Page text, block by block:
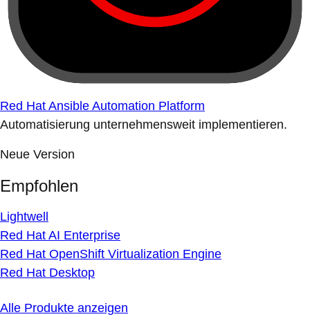
Red Hat Ansible Automation Platform
Automatisierung unternehmensweit implementieren.
Neue Version
Empfohlen
Lightwell
Red Hat AI Enterprise
Red Hat OpenShift Virtualization Engine
Red Hat Desktop
Alle Produkte anzeigen